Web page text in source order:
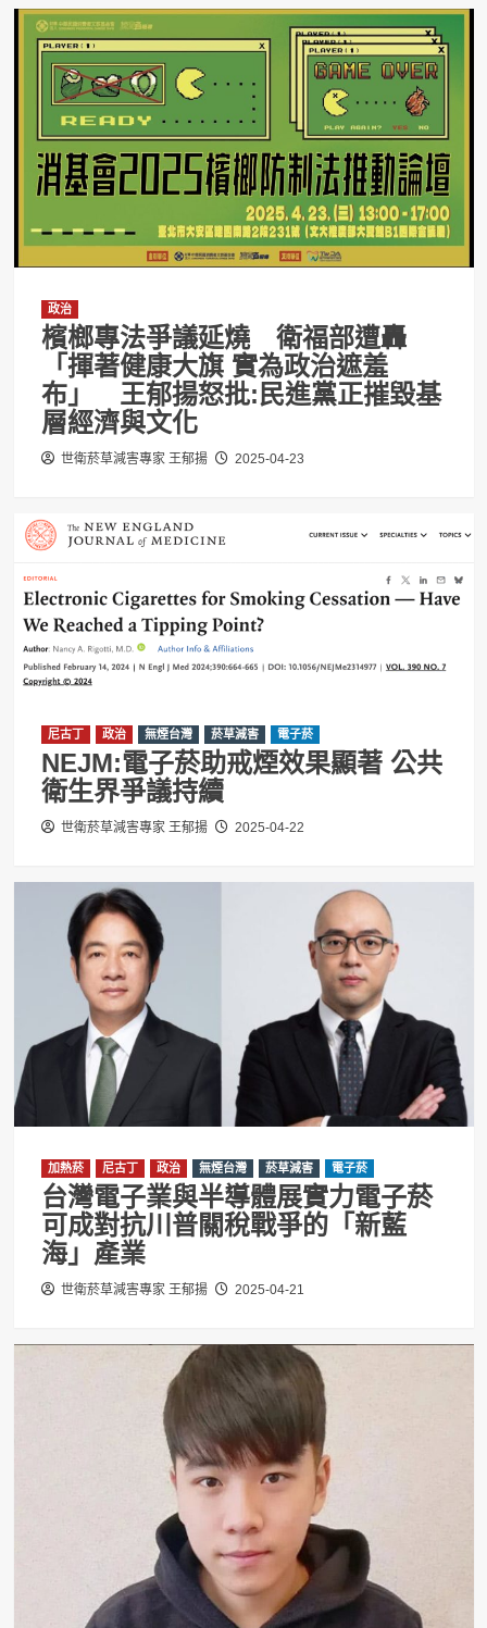
政治
檳榔專法爭議延燒 衛福部遭轟
「揮著健康大旗 實為政治遮羞
布」 王郁揚怒批:民進黨正摧毀基
層經濟與文化
世衛菸草減害專家 王郁揚 2025-04-23
尼古丁 政治 無煙台灣 菸草減害 電子菸
NEJM:電子菸助戒煙效果顯著 公共
衛生界爭議持續
世衛菸草減害專家 王郁揚 2025-04-22
加熱菸 尼古丁 政治 無煙台灣 菸草減害 電子菸
台灣電子業與半導體展實力電子菸
可成對抗川普關稅戰爭的「新藍
海」產業
世衛菸草減害專家 王郁揚 2025-04-21